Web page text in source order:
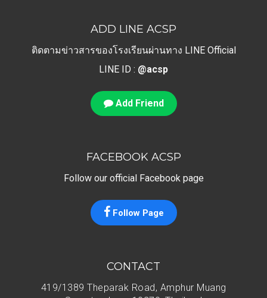
ADD LINE ACSP
ติดตามข่าวสารของโรงเรียนผ่านทาง LINE Official
LINE ID : @acsp
Add Friend
FACEBOOK ACSP
Follow our official Facebook page
Follow Page
CONTACT
419/1389 Theparak Road, Amphur Muang